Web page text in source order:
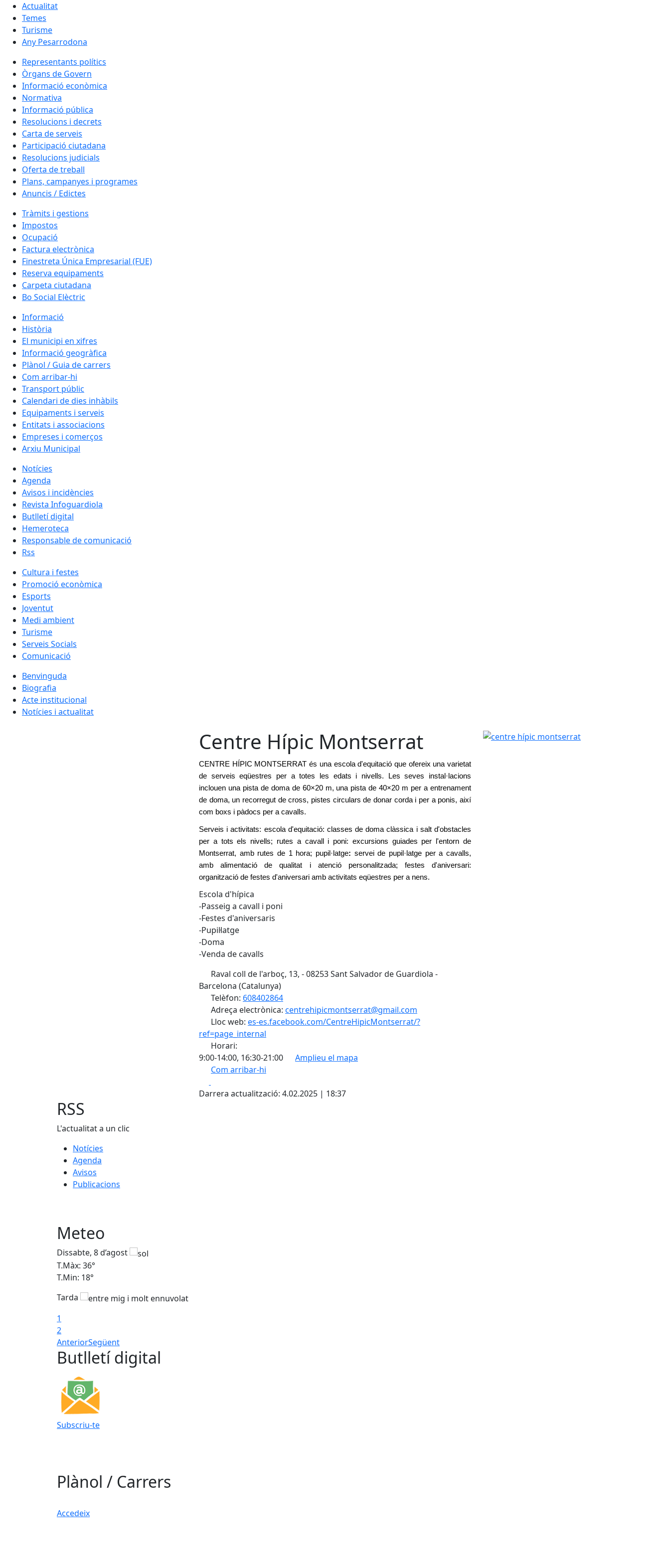
Actualitat
Temes
Turisme
Any Pesarrodona
Representants polítics
Òrgans de Govern
Informació econòmica
Normativa
Informació pública
Resolucions i decrets
Carta de serveis
Participació ciutadana
Resolucions judicials
Oferta de treball
Plans, campanyes i programes
Anuncis / Edictes
Tràmits i gestions
Impostos
Ocupació
Factura electrònica
Finestreta Única Empresarial (FUE)
Reserva equipaments
Carpeta ciutadana
Bo Social Elèctric
Informació
Història
El municipi en xifres
Informació geogràfica
Plànol / Guia de carrers
Com arribar-hi
Transport públic
Calendari de dies inhàbils
Equipaments i serveis
Entitats i associacions
Empreses i comerços
Arxiu Municipal
Notícies
Agenda
Avisos i incidències
Revista Infoguardiola
Butlletí digital
Hemeroteca
Responsable de comunicació
Rss
Cultura i festes
Promoció econòmica
Esports
Joventut
Medi ambient
Turisme
Serveis Socials
Comunicació
Benvinguda
Biografia
Acte institucional
Notícies i actualitat
Centre Hípic Montserrat
CENTRE HÍPIC MONTSERRAT és una escola d'equitació que ofereix una varietat
de serveis eqüestres per a totes les edats i nivells. Les seves instal·lacions
inclouen una pista de doma de 60×20 m, una pista de 40×20 m per a entrenament
de doma, un recorregut de cross, pistes circulars de donar corda i per a ponis, així
com boxs i pàdocs per a cavalls.
Serveis i activitats: escola d'equitació: classes de doma clàssica i salt d'obstacles
per a tots els nivells; rutes a cavall i poni: excursions guiades per l'entorn de
Montserrat, amb rutes de 1 hora; pupil·latge: servei de pupil·latge per a cavalls,
amb alimentació de qualitat i atenció personalitzada; festes d'aniversari:
organització de festes d'aniversari amb activitats eqüestres per a nens.
Escola d'hípica
-Passeig a cavall i poni
-Festes d'aniversaris
-Pupil·latge
-Doma
-Venda de cavalls
Raval coll de l'arboç, 13, - 08253 Sant Salvador de Guardiola -
Barcelona (Catalunya)
Telèfon: 608402864
Adreça electrònica: centrehipicmontserrat@gmail.com
Lloc web: es-es.facebook.com/CentreHipicMontserrat/?
ref=page_internal
Horari:
9:00-14:00, 16:30-21:00
Amplieu el mapa
Com arribar-hi
+
Darrera actualització: 4.02.2025 | 18:37
centre hípic montserrat
RSS
L'actualitat a un clic
Notícies
Agenda
Avisos
Publicacions
Meteo
Dissabte, 8 d’agost
T.Màx: 36°
T.Min: 18°
Tarda
1
2
AnteriorSegüent
Butlletí digital
Subscriu-te
Plànol / Carrers
Accedeix